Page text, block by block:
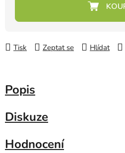
Tisk Zeptat se Hlídat
Popis
Diskuze
Hodnocení